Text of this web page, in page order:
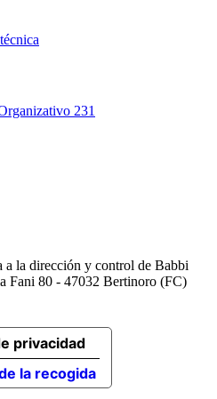
231
a la dirección y control de Babbi
Fani 80 - 47032 Bertinoro (FC)
la recogida
privacidad